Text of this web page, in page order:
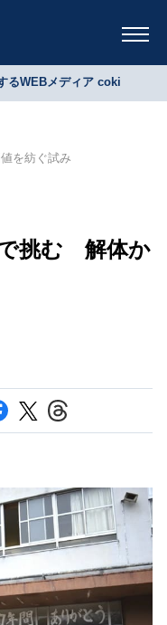
るWEBメディア coki
を紡ぐ試み
挑む 解体か